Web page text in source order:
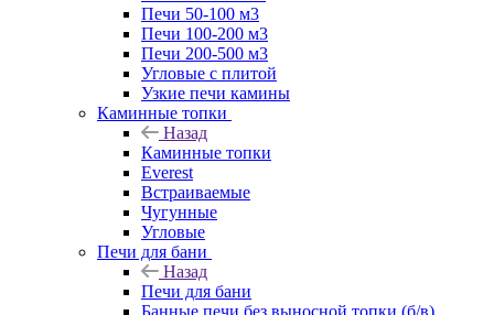
Печи 50-100 м3
Печи 100-200 м3
Печи 200-500 м3
Угловые с плитой
Узкие печи камины
Каминные топки
Назад
Каминные топки
Everest
Встраиваемые
Чугунные
Угловые
Печи для бани
Назад
Печи для бани
Банные печи без выносной топки (б/в)